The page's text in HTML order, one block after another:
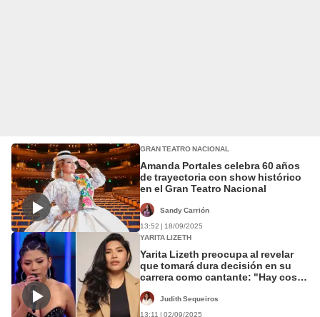
GRAN TEATRO NACIONAL
Amanda Portales celebra 60 años
de trayectoria con show histórico
en el Gran Teatro Nacional
Sandy Carrión
13:52 | 18/09/2025
YARITA LIZETH
Yarita Lizeth preocupa al revelar
que tomará dura decisión en su
carrera como cantante: "Hay cosas
Judith Sequeiros
13:11 | 02/09/2025